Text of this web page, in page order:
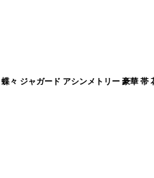
々 ジャガード アシンメトリー 豪華 帯